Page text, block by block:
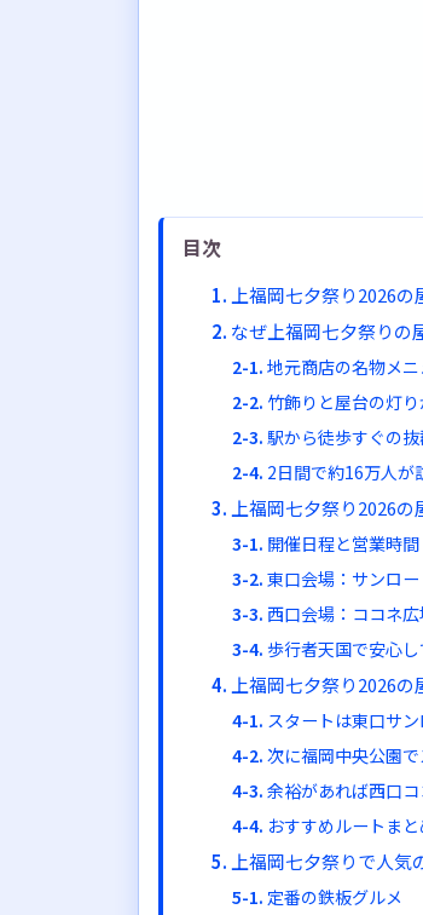
目次
上福岡七夕祭り2026
なぜ上福岡七夕祭りの
地元商店の名物メ
竹飾りと屋台の灯
駅から徒歩すぐの
2日間で約16万人が
上福岡七夕祭り2026
開催日程と営業時間
東口会場：サンロ
西口会場：ココネ
歩行者天国で安心
上福岡七夕祭り2026
スタートは東口サ
次に福岡中央公園
余裕があれば西口
おすすめルートまと
上福岡七夕祭りで人気
定番の鉄板グルメ